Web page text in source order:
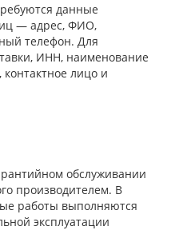
данные
— адрес, ФИО,
телефон. Для
ИНН, наименование
лицо и
обслуживании
производителем. В
работы выполняются
эксплуатации